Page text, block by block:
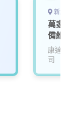
新北
萬家
備維
北
康達盛
司